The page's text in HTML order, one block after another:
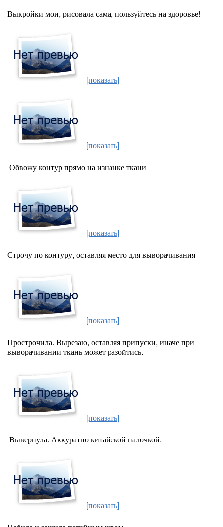
Выкройки мои, рисовала сама, пользуйтесь на здоровье!
[показать]
[показать]
Обвожу контур прямо на изнанке ткани
[показать]
Строчу по контуру, оставляя место для выворачивания
[показать]
Прострочила. Вырезаю, оставляя припуски, иначе при
выворачивании ткань может разойтись.
[показать]
Вывернула. Аккуратно китайской палочкой.
[показать]